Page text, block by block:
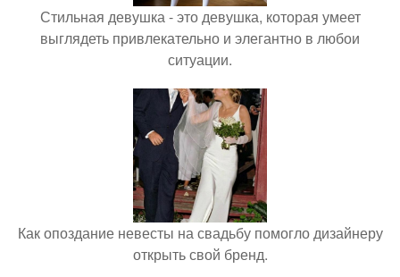
Стильная девушка - это девушка, которая умеет
выглядеть привлекательно и элегантно в любои
ситуации.
Как опоздание невесты на свадьбу помогло дизайнеру
открыть свой бренд.